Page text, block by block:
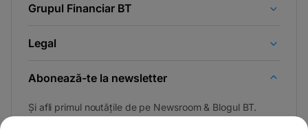
Grupul Financiar BT
Legal
Abonează-te la newsletter
Și afli primul noutățile de pe Newsroom & Blogul BT.